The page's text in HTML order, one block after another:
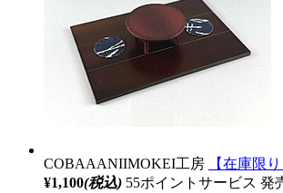
COBAAANIIMOKEI工房
【在庫限
¥1,100(税込) 55ポイントサービス 発